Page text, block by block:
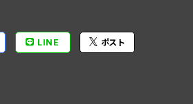
LINE ポスト